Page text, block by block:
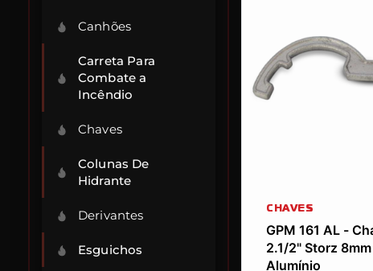
Canhões
Carreta Para
Combate a
Incêndio
Chaves
Colunas De
Hidrante
Derivantes
Esguichos
CHAVES
GPM 161 AL -
2.1/2" Storz
Alumínio